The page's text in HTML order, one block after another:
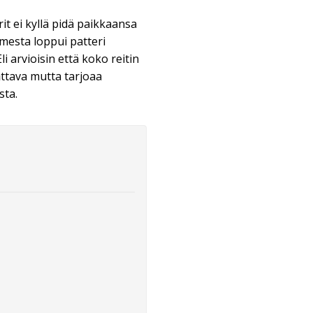
ei kyllä pidä paikkaansa
loppui patteri
arvioisin että koko reitin
mutta tarjoaa